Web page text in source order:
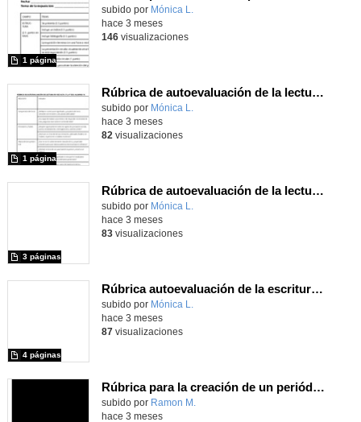
Contenido educativo.
subido por Mónica L.
1 página
hace 3 meses
146visualizaciones
Rúbrica de autoevaluación de la lectura en voz alta, 3º y 4º ESO
Contenido educativo.
subido por Mónica L.
1 página
hace 3 meses
82 visualizaciones
Rúbrica de autoevaluación de la lectura en voz alta, 1º y 2º ESO
Contenido educativo.
subido por Mónica L.
3 páginas
hace 3 meses
83visualizaciones
Rúbrica autoevaluación de la escritura 1ºy 2º ESO
Contenido educativo.
subido por Mónica L.
4 páginas
hace 3 meses
87visualizaciones
Rúbrica para la creación de un periódico digital
Contenido educativo.
subido por Ramon M.
hace 3 meses